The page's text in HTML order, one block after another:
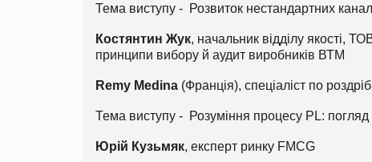
Тема виступу - Розвиток нестандартних
Костянтин Жук, начальник відділу якості,
принципи вибору й аудит виробників ВТМ
Remy Medina (Франція), спеціаліст по
Тема виступу - Розуміння процесу PL: погляд
Юрій Кузьмяк, експерт ринку FMCG